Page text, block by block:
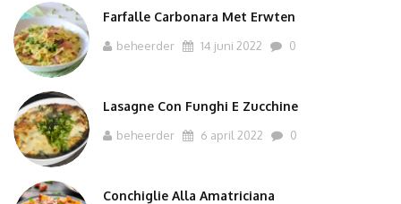
Farfalle Carbonara Met Erwten
beheerder 14 juni 2022 0
Lasagne Con Funghi E Zucchine
beheerder 6 april 2022 0
Conchiglie Alla Amatriciana